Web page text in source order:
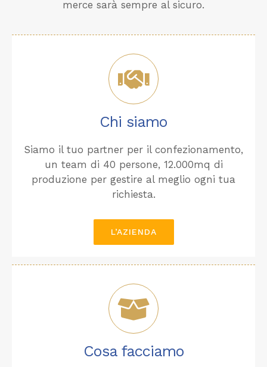
merce sarà sempre al sicuro.
Chi siamo
Siamo il tuo partner per il confezionamento,
un team di 40 persone, 12.000mq di
produzione per gestire al meglio ogni tua
richiesta.
L’AZIENDA
Cosa facciamo